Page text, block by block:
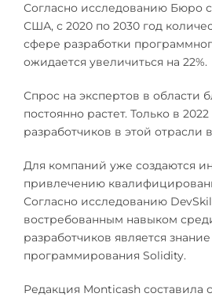
Согласно исследованию Бюро
США, с 2020 по 2030 год
сфере разработки
ожидается увеличиться на 22%.
Спрос на экспертов в области
постоянно растет. Только в
разработчиков в этой отрасли
Для компаний уже создаются
привлечению
Согласно исследованию
востребованным навыком
разработчиков является
программирования Solidity.
Редакция Monticash составила